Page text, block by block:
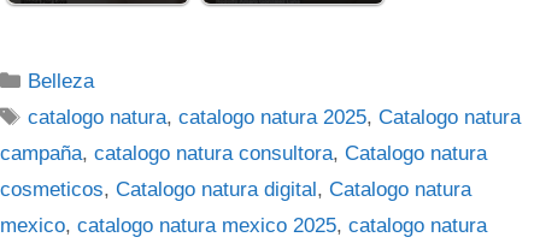
Categorías
Belleza
Etiquetas
catalogo natura,catalogo natura 2025,Catalogo natura
campaña, catalogo natura consultora, Catalogo natura
cosmeticos, Catalogo natura digital , Catalogo natura
mexico, catalogo natura mexico 2025, catalogo natura